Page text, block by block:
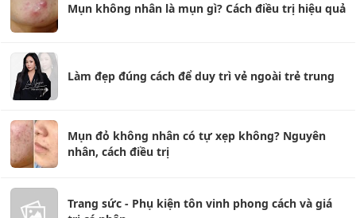
Mụn không nhân là mụn gì? Cách điều trị hiệu quả
Làm đẹp đúng cách để duy trì vẻ ngoài trẻ trung
Mụn đỏ không nhân có tự xẹp không? Nguyên
nhân, cách điều trị
Trang sức - Phụ kiện tôn vinh phong cách và giá